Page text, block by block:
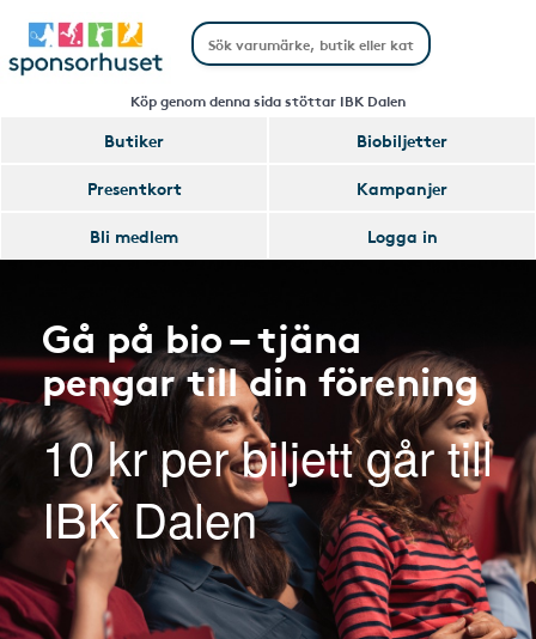
Köp genom denna sida stöttar IBK Dalen
Butiker
Biobiljetter
Presentkort
Kampanjer
Bli medlem
Logga in
Gå på bio – tjäna
pengar till din förening
10 kr per biljett går till
IBK Dalen